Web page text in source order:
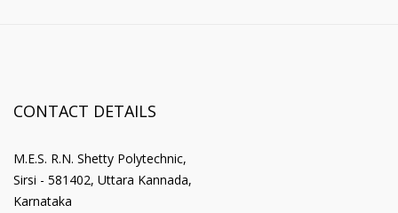
CONTACT DETAILS
M.E.S. R.N. Shetty Polytechnic,
Sirsi - 581402, Uttara Kannada,
Karnataka